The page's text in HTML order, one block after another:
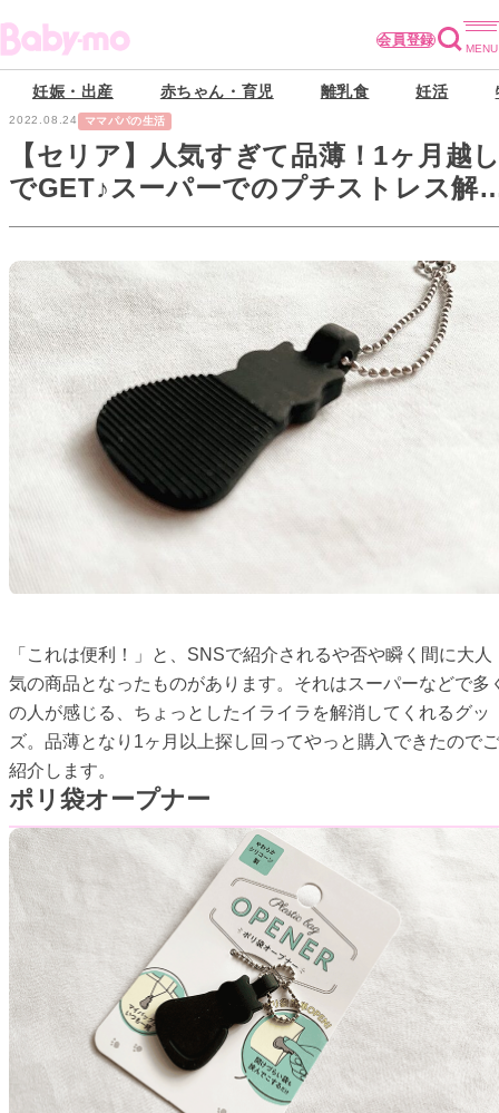
会員登録
妊娠・出産 赤ちゃん・育児 離乳食 妊活
2022.08.24 ママパパの生活
【セリア】人気すぎて品薄！1ヶ月越
でGET♪スーパーでのプチストレス解
グッズ
「これは便利！」と、SNSで紹介されるや否や瞬く間に大人
気の商品となったものがあります。それはスーパーなどで多
の人が感じる、ちょっとしたイライラを解消してくれるグッ
ズ。品薄となり1ヶ月以上探し回ってやっと購入できたのでご
紹介します。
ポリ袋オープナー